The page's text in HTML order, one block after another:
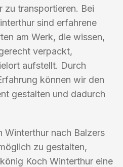
zu transportieren. Bei
sind erfahrene
am Werk, die wissen,
verpackt,
aufstellt. Durch
können wir den
gestalten und dadurch
Winterthur nach Balzers
zu gestalten,
Koch Winterthur eine